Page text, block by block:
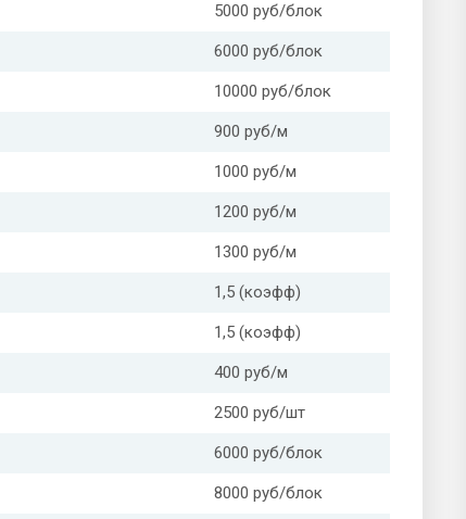
5000 руб/блок
6000 руб/блок
10000 руб/блок
900 руб/м
1000 руб/м
1200 руб/м
1300 руб/м
1,5 (коэфф)
1,5 (коэфф)
400 руб/м
2500 руб/шт
6000 руб/блок
8000 руб/блок